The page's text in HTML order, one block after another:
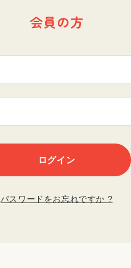
会員の方
パスワードをお忘れですか ?